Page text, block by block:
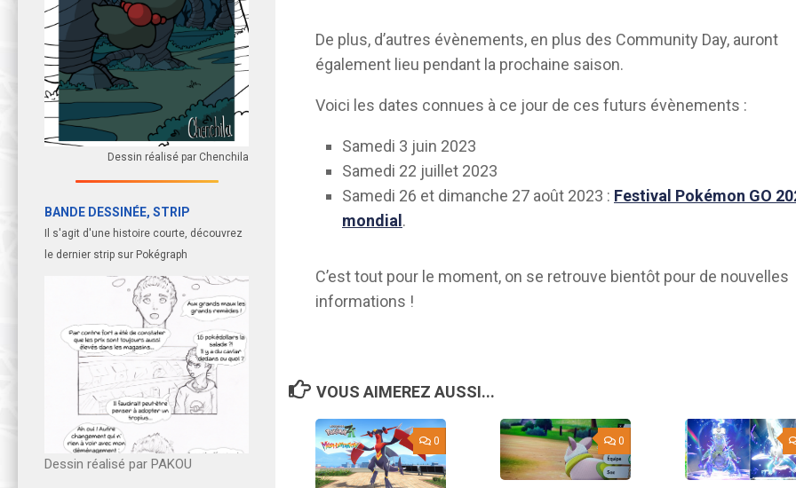
De plus, d’autres évènements, en plus des Community Day, auront
également lieu pendant la prochaine saison.
Voici les dates connues à ce jour de ces futurs évènements :
Samedi 3 juin 2023
Samedi 22 juillet 2023
Samedi 26 et dimanche 27 août 2023 : Festival Pokémon GO
mondial .
C’est tout pour le moment, on se retrouve bientôt pour de nouvelles
informations !
VOUS AIMEREZ AUSSI...
0 0
Dessin réalisé par Chenchila
BANDE DESSINÉE, STRIP
Il s'agit d'une histoire courte, découvrez
le dernier strip sur Pokégraph
Dessin réalisé par PAKOU